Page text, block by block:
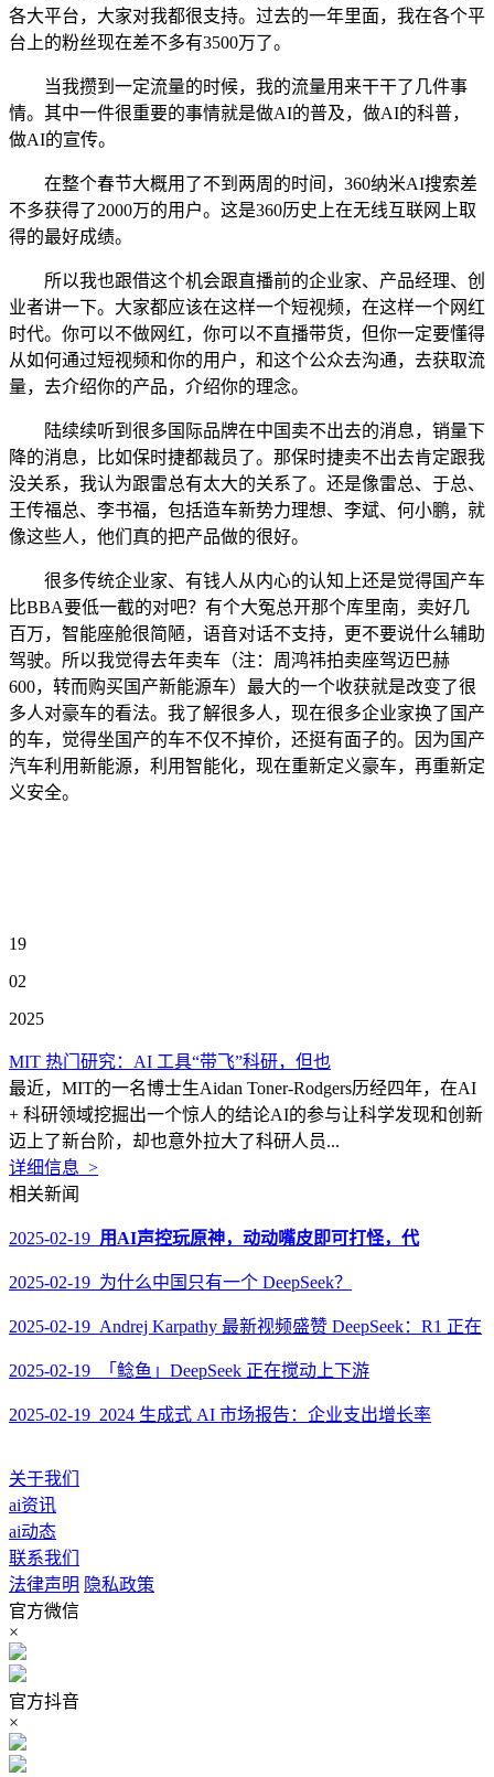
各大平台，大家对我都很支持。过去的一年里面，我在各个平
台上的粉丝现在差不多有3500万了。
当我攒到一定流量的时候，我的流量用来干干了几件事
情。其中一件很重要的事情就是做AI的普及，做AI的科普，
做AI的宣传。
在整个春节大概用了不到两周的时间，360纳米AI搜索差
不多获得了2000万的用户。这是360历史上在无线互联网上取
得的最好成绩。
所以我也跟借这个机会跟直播前的企业家、产品经理、创
业者讲一下。大家都应该在这样一个短视频，在这样一个网红
时代。你可以不做网红，你可以不直播带货，但你一定要懂得
从如何通过短视频和你的用户，和这个公众去沟通，去获取流
量，去介绍你的产品，介绍你的理念。
陆续续听到很多国际品牌在中国卖不出去的消息，销量下
降的消息，比如保时捷都裁员了。那保时捷卖不出去肯定跟我
没关系，我认为跟雷总有太大的关系了。还是像雷总、于总、
王传福总、李书福，包括造车新势力理想、李斌、何小鹏，就
像这些人，他们真的把产品做的很好。
很多传统企业家、有钱人从内心的认知上还是觉得国产车
比BBA要低一截的对吧？有个大冤总开那个库里南，卖好几
百万，智能座舱很简陋，语音对话不支持，更不要说什么辅助
驾驶。所以我觉得去年卖车（注：周鸿祎拍卖座驾迈巴赫
600，转而购买国产新能源车）最大的一个收获就是改变了很
多人对豪车的看法。我了解很多人，现在很多企业家换了国产
的车，觉得坐国产的车不仅不掉价，还挺有面子的。因为国产
汽车利用新能源，利用智能化，现在重新定义豪车，再重新定
义安全。
19
02
2025
MIT 热门研究：AI 工具“带飞”科研，但也
最近，MIT的一名博士生Aidan Toner-Rodgers历经四年，在AI
+ 科研领域挖掘出一个惊人的结论AI的参与让科学发现和创新
迈上了新台阶，却也意外拉大了科研人员...
详细信息 >
相关新闻
2025-02-19 用AI声控玩原神，动动嘴皮即可打怪，代
2025-02-19 为什么中国只有一个 DeepSeek？
2025-02-19 Andrej Karpathy 最新视频盛赞 DeepSeek：R1 正在
2025-02-19 「鲶鱼」DeepSeek 正在搅动上下游
2025-02-19 2024 生成式 AI 市场报告：企业支出增长率
关于我们
ai资讯
ai动态
联系我们
法律声明 隐私政策
官方微信
×
官方抖音
×